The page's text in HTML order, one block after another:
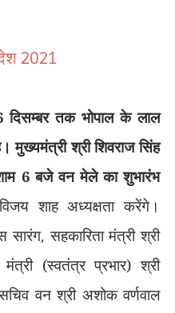
2021
दिसम्बर तक भोपाल के लाल
मुख्यमंत्री श्री शिवराज सिंह
6 बजे वन मेले का शुभारंभ
शाह अध्यक्षता करेंगे।
सारंग,सहकारिता मंत्री श्री
(स्वतंत्र प्रभार) श्री
वन श्री अशोक वर्णवाल